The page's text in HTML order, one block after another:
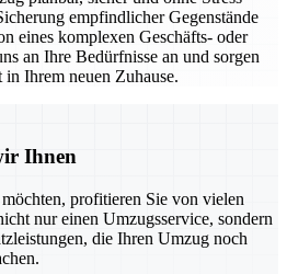
empfindlicher Gegenstände
eines komplexen Geschäfts- oder
an Ihre Bedürfnisse an und sorgen
Ihrem neuen Zuhause.
Ihnen
profitieren Sie von vielen
nur einen Umzugsservice, sondern
die Ihren Umzug noch